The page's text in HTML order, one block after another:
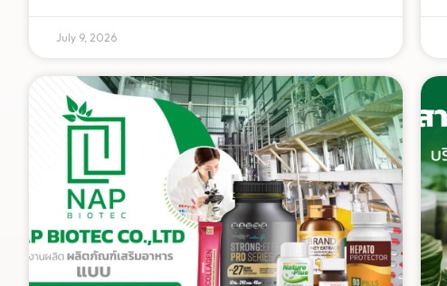
อุตสาหกรรมได้อย่างเป็นรูปธรรม เรา
สำคัญของการยกระดับอุตสาหกรรมพืช
สมุนไพรไทยในระยะยาว”
อุตสาหกรรมสมุนไพรให้สามารถแข่งขันได้ในระดับสากล หนึ่งใน
พัฒนาผลิตภัณฑ์ที่มีสารสกัดกระท่อมเป็นส่วนประกอบสำหรับ
การนำส่งทางผิวหนัง” ซึ่งดำเนินการโดยทีมนักวิจัยจาก คณะ
เภสัชศาสตร์ มหาวิทยาลัยสงขลานครินทร์ โดยมีเป้าหมายเพื่อ
ศึกษาความเป็นไปได้ในการพัฒนาผลิตภัณฑ์ต้นแบบที่ใช้สารสกัด
จากพืชกระท่อมเป็นองค์ประกอบ ภายใต้กระบวนการวิจัยทาง
เภสัชศาสตร์ ในการดำเนินงานครั้งนี้ บริษัท แน็พ ไบโอเทค จำกัด
(NAP Biotec) ได้สนับสนุนสารสกัดมาตรฐานที่ใช้ในการศึกษาวิจัย
เพื่อให้ทีมนักวิจัยสามารถประเมินคุณสมบัติของสารสกัดและนำไป
ใช้ในการพัฒนาผลิตภัณฑ์ต้นแบบสำหรับการนำส่งสารสำคัญผ่าน
ผิวหนัง
July 9, 2026